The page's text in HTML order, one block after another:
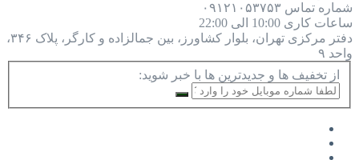
شماره تماس ۰۹۱۲۱۰۵۳۷۵۳
ساعات کاری 10:00 الی 22:00
دفتر مرکزی
تهران، بلوار کشاورز، بین جمالزاده و کارگر، پلاک ۳۴۶،
واحد ۹
از تخفیف ها و جدیدترین ها با خبر شوید: